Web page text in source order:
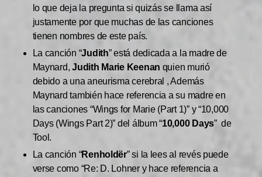
lo que deja la pregunta si quizás se llama así
justamente por que muchas de las canciones
tienen nombres de este país.
La canción “Judith” está dedicada a la madre de
Maynard,Judith Marie Keenan quien murió
debido a una aneurisma cerebral , Además
Maynard también hace referencia a su madre en
las canciones “Wings for Marie (Part 1)” y “10,000
Days (Wings Part 2)” del álbum “10,000 Days” de
Tool.
La canción “Renholdër” si la lees al revés puede
verse como “Re: D. Lohner y hace referencia a